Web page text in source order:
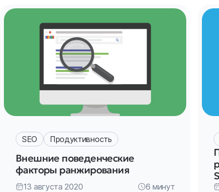
SEO Продуктивность
Внешние поведенческие
факторы ранжирования
13 августа 2020 6 минут